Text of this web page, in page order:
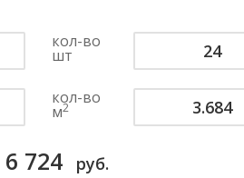
кол-во
шт
кол-во
м2
6 724 руб.